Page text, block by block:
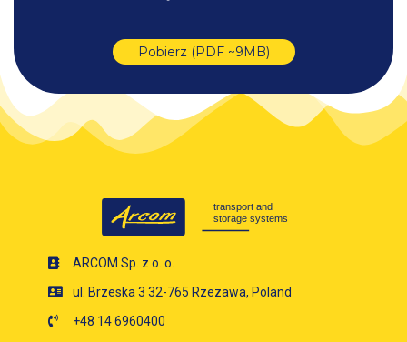
Pobierz (PDF ~9MB)
ARCOM Sp. z o. o.
ul. Brzeska 3 32-765 Rzezawa, Poland
+48 14 6960400